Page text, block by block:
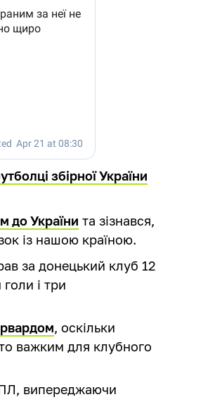
збірної України
до України та зізнався,
із нашою країною.
за донецький клуб 12
і три
, оскільки
важким для клубного
випереджаючи